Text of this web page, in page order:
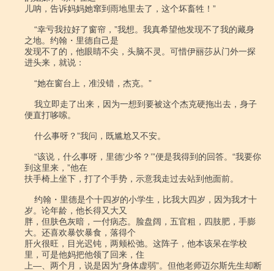
儿呐，告诉妈妈她窜到雨地里去了，这个坏畜牲！”
之地。约翰・里德自己是
发现不了的，他眼睛不尖，头脑不灵。可惜伊丽莎从门外一探
进头来，就说：
便直打哆嗦。
到这里来，”他在
扶手椅上坐下，打了个手势，示意我走过去站到他面前。
岁。论年龄，他长得又大又
胖，但肤色灰暗，一付病态。脸盘阔，五官粗，四肢肥，手膨
大。还喜欢暴饮暴食，落得个
肝火很旺，目光迟钝，两颊松弛。这阵子，他本该呆在学校
里，可是他妈把他领了回来，住
上―、两个月，说是因为“身体虚弱”。但他老师迈尔斯先生却断